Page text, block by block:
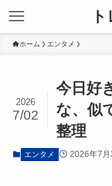
ホーム エンタメ
今日好
な、似
整理
2026
7/02
エンタメ 2026年7月